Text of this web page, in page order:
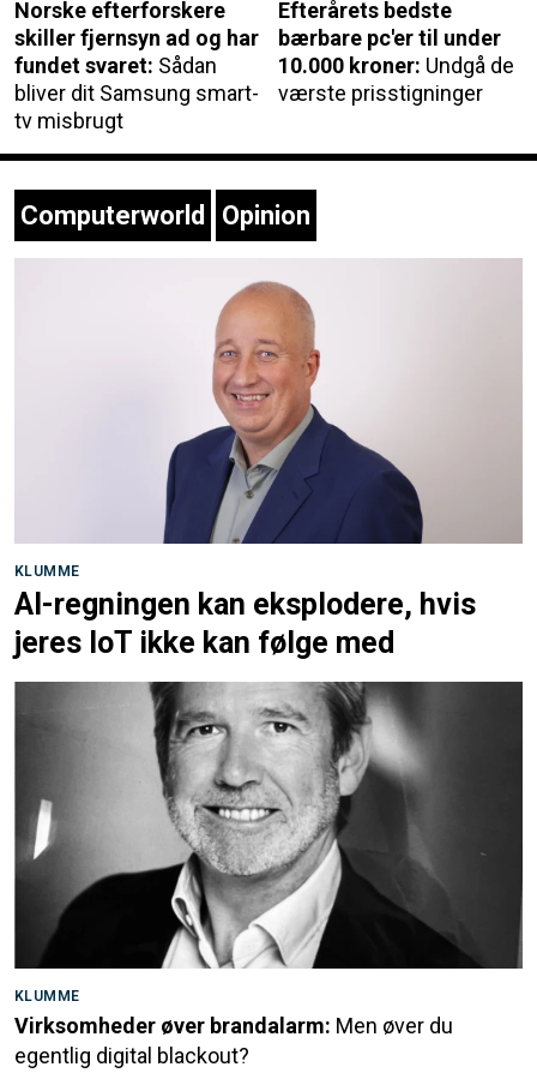
Norske efterforskere
skiller fjernsyn ad og har
fundet svaret: Sådan
bliver dit Samsung smart-
tv misbrugt
Efterårets bedste
bærbare pc'er til under
10.000 kroner: Undgå de
værste prisstigninger
Computerworld Opinion
KLUMME
AI-regningen kan eksplodere, hvis
jeres IoT ikke kan følge med
KLUMME
Virksomheder øver brandalarm: Men øver du
egentlig digital blackout?